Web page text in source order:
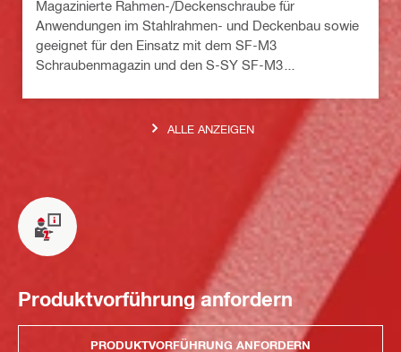
Magazinierte Rahmen-/Deckenschraube für
Anwendungen im Stahlrahmen- und Deckenbau sowie
geeignet für den Einsatz mit dem SF-M3
Schraubenmagazin und den S-SY SF-M3
ALLE ANZEIGEN
Produktvorführung anfordern
PRODUKTVORFÜHRUNG ANFORDERN